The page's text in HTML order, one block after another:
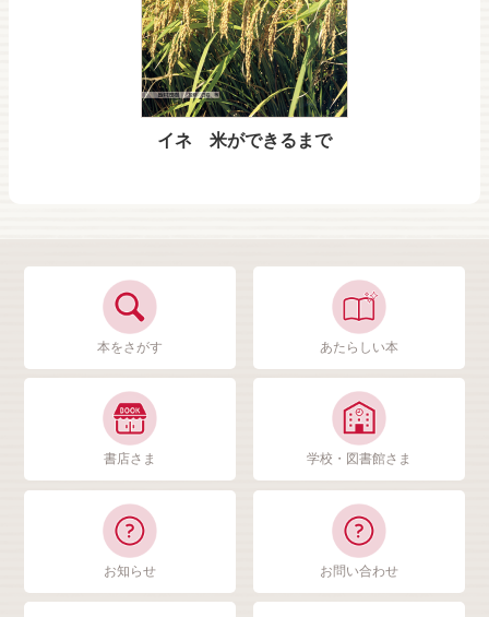
イネ 米ができるまで
本をさがす あたらしい本
書店さま 学校・図書館さま
お知らせ お問い合わせ